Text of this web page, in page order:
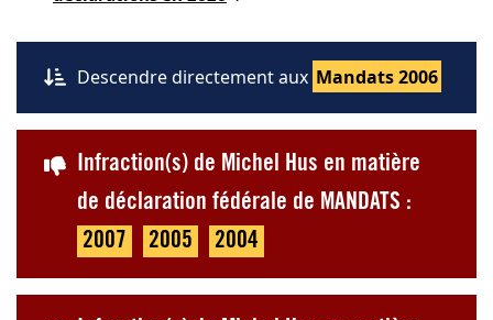
Descendre directement aux Mandats 2006
Infraction(s) de Michel Hus en matière
de déclaration fédérale de MANDATS :
2007
2005 2004